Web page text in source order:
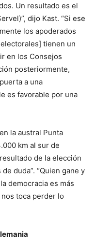
Un resultado es el
dijo Kast. “Si ese
los apoderados
tienen un
en los Consejos
posteriormente,
a una
es favorable por una
la austral Punta
km al sur de
de la elección
duda”. “Quien gane y
democracia es más
toca perder lo